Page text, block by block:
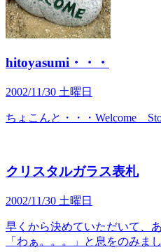
hitoyasumi・・・
2002/11/30 土曜日
ちょこんと・・・Welcome
クリスタルガラス表札
2002/11/30 土曜日
早くから決めていただ
「わぁ。。。」と